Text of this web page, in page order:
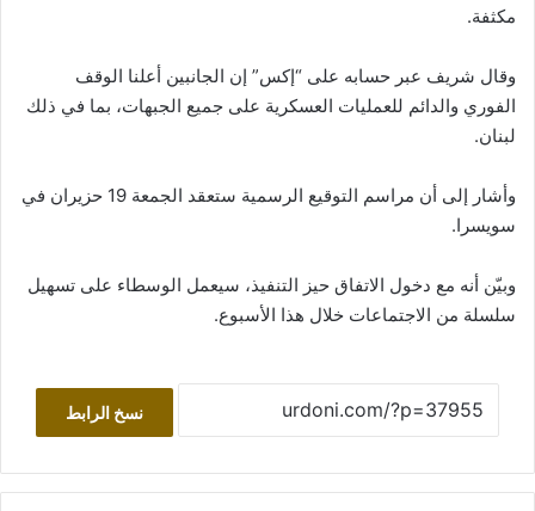
مكثفة.
وقال شريف عبر حسابه على “إكس” إن الجانبين أعلنا الوقف
الفوري والدائم للعمليات العسكرية على جميع الجبهات، بما في ذلك
لبنان.
وأشار إلى أن مراسم التوقيع الرسمية ستعقد الجمعة 19 حزيران في
سويسرا.
وبيّن أنه مع دخول الاتفاق حيز التنفيذ، سيعمل الوسطاء على تسهيل
سلسلة من الاجتماعات خلال هذا الأسبوع.
نسخ الرابط